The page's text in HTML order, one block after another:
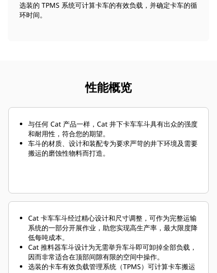
选装的 TPMS 系统可计算卡车的有效负载，并确定卡车的循
环时间。
性能概览
与任何 Cat 产品一样，Cat 井下卡车车斗具有出众的强度
和耐用性，符合您的期望。
车斗的材质、设计和装配专为要求严苛的井下环境及需要
搬运的磨蚀性物料而打造。
Cat 卡车车斗经过精心设计和尺寸调整，可作为完整运输
系统的一部分开展作业，助您实现高生产率，最大限度降
低每吨成本。
Cat 推料器车斗设计为无需举升车斗即可卸掉全部负载，
因而非常适合在顶部间隙有限的空间中操作。
选装的卡车有效负载管理系统（TPMS）可计算卡车搬运